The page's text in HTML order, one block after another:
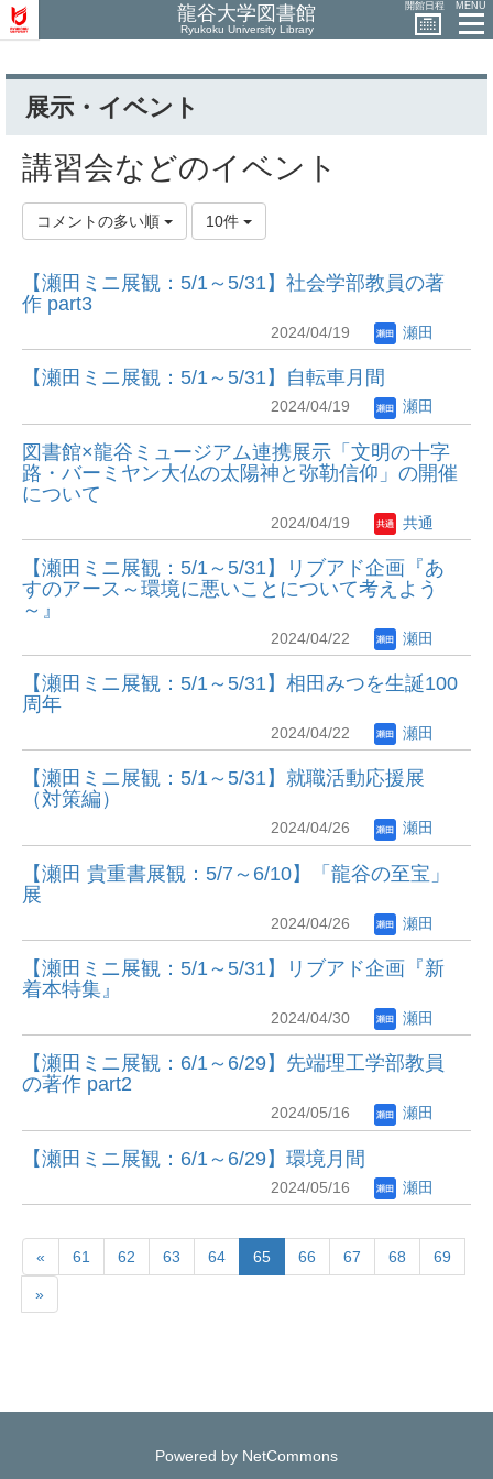
龍谷大学図書館
Ryukoku University Library
開館日程 MENU
展示・イベント
講習会などのイベント
コメントの多い順 10件
【瀬田ミニ展観：5/1～5/31】社会学部教員の著
作 part3
2024/04/19 瀬田
【瀬田ミニ展観：5/1～5/31】自転車月間
2024/04/19 瀬田
図書館×龍谷ミュージアム連携展示「文明の十字
路・バーミヤン大仏の太陽神と弥勒信仰」の開催
について
2024/04/19 共通
【瀬田ミニ展観：5/1～5/31】リブアド企画『あ
すのアース～環境に悪いことについて考えよう
～』
2024/04/22 瀬田
【瀬田ミニ展観：5/1～5/31】相田みつを生誕100
周年
2024/04/22 瀬田
【瀬田ミニ展観：5/1～5/31】就職活動応援展
（対策編）
2024/04/26 瀬田
【瀬田 貴重書展観：5/7～6/10】「龍谷の至宝」
展
2024/04/26 瀬田
【瀬田ミニ展観：5/1～5/31】リブアド企画『新
着本特集』
2024/04/30 瀬田
【瀬田ミニ展観：6/1～6/29】先端理工学部教員
の著作 part2
2024/05/16 瀬田
【瀬田ミニ展観：6/1～6/29】環境月間
2024/05/16 瀬田
« 61 62 63 64 65 66 67 68 69
»
Powered by NetCommons